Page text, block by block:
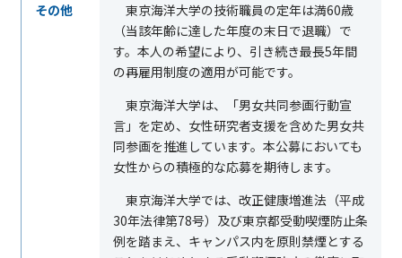
その他 東京海洋大学の技術職員の定年は満60歳
（当該年齢に達した年度の末日で退職）で
す。本人の希望により、引き続き最長5年間
の再雇用制度の適用が可能です。
東京海洋大学は、「男女共同参画行動宣
言」を定め、女性研究者支援を含めた男女共
同参画を推進しています。本公募においても
女性からの積極的な応募を期待します。
東京海洋大学では、改正健康増進法（平成
30年法律第78号）及び東京都受動喫煙防止条
例を踏まえ、キャンパス内を原則禁煙とする